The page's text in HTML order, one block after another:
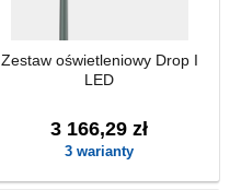
Zestaw oświetleniowy Drop I
LED
3 166,29 zł
3 warianty